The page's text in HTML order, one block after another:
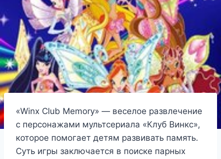
«Winx Club Memory» — веселое развлечение
с персонажами мультсериала «Клуб Винкс»,
которое помогает детям развивать память.
Суть игры заключается в поиске парных